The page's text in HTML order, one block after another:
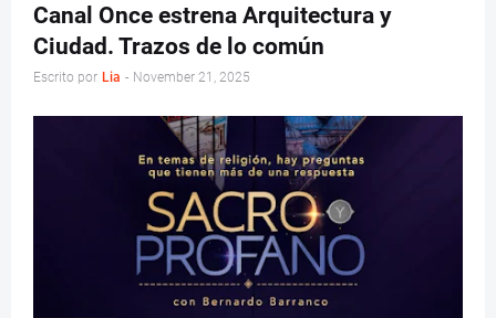
Canal Once estrena Arquitectura y
Ciudad. Trazos de lo común
Escrito por Lia - November 21, 2025